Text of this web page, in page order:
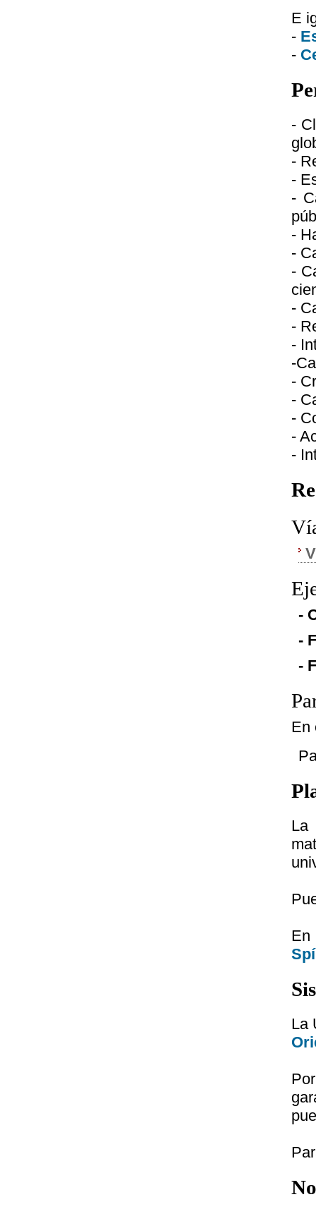
E
-
-
-
-
-
-
-
-
-
-
-
-
-
-
-
-
-
-
-
-
-
En
La
En
La